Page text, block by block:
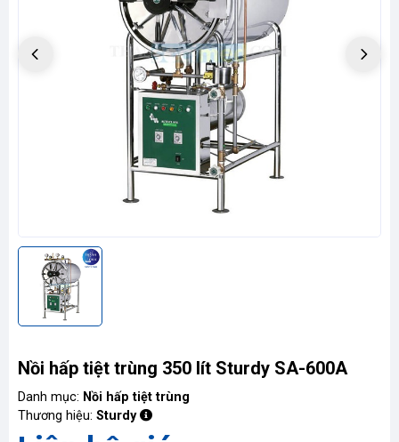
kiện
Nồi hấp tiệt trùng 350 lít Sturdy SA-600A
Danh mục: Nồi hấp tiệt trùng
Thương hiệu: Sturdy